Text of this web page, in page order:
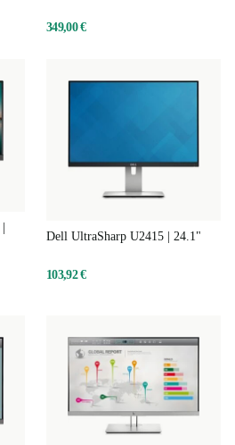
349,00 €
Dell UltraSharp U2415 | 24.1"
103,92 €